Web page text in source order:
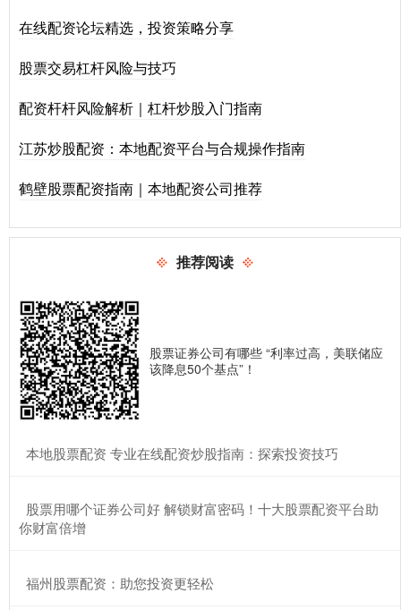
在线配资论坛精选，投资策略分享
股票交易杠杆风险与技巧
配资杆杆风险解析｜杠杆炒股入门指南
江苏炒股配资：本地配资平台与合规操作指南
鹤壁股票配资指南｜本地配资公司推荐
推荐阅读
股票证券公司有哪些 “利率过高，美联储应
该降息50个基点”！
​本地股票配资 专业在线配资炒股指南：探索投资技巧
​股票用哪个证券公司好 解锁财富密码！十大股票配资平台助
你财富倍增
​福州股票配资：助您投资更轻松